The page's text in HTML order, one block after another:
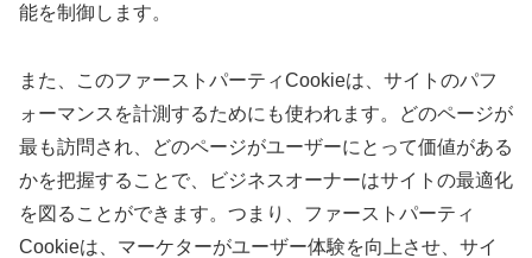
能を制御します。
また、このファーストパーティCookieは、サイトのパフ
ォーマンスを計測するためにも使われます。どのページが
最も訪問され、どのページがユーザーにとって価値がある
かを把握することで、ビジネスオーナーはサイトの最適化
を図ることができます。つまり、ファーストパーティ
Cookieは、マーケターがユーザー体験を向上させ、サイ